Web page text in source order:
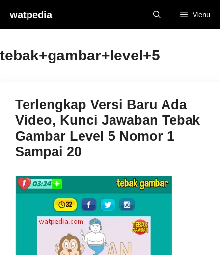
content
watpedia Menu
tebak+gambar+level+5
Terlengkap Versi Baru Ada
Video, Kunci Jawaban Tebak
Gambar Level 5 Nomor 1
Sampai 20